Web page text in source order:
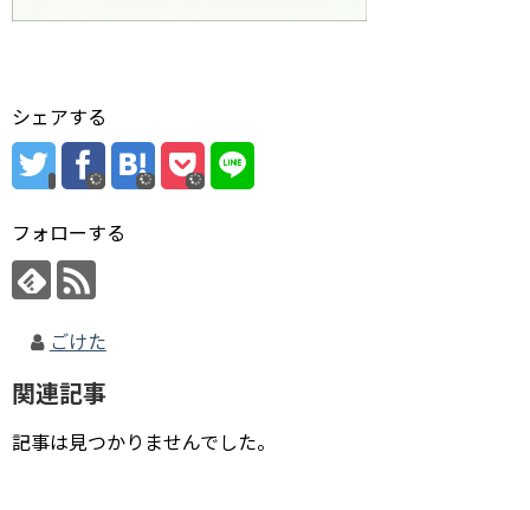
シェアする
フォローする
ごけた
関連記事
記事は見つかりませんでした。